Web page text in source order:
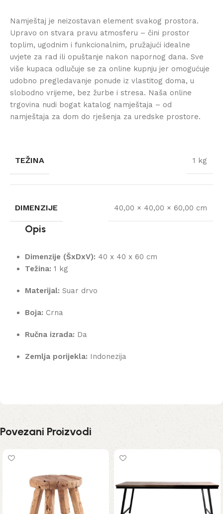
Namještaj je neizostavan element svakog prostora.
Upravo on stvara pravu atmosferu – čini prostor
toplim, ugodnim i funkcionalnim, pružajući idealne
uvjete za rad ili opuštanje nakon napornog dana. Sve
više kupaca odlučuje se za online kupnju jer omogućuje
udobno pregledavanje ponude iz vlastitog doma, u
slobodno vrijeme, bez žurbe i stresa. Naša online
trgovina nudi bogat katalog namještaja – od
namještaja za dom do rješenja za uredske prostore.
TEŽINA 1 kg
DIMENZIJE 40,00 × 40,00 × 60,00 cm
Opis
Dimenzije (ŠxDxV): 40 x 40 x 60 cm
Težina: 1 kg
Materijal: Suar drvo
Boja: Crna
Ručna izrada: Da
Zemlja porijekla: Indonezija
Povezani Proizvodi